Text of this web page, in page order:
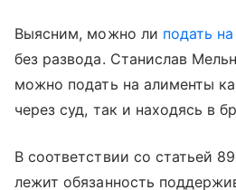
Выясним, можно ли подать
без развода. Станислав
можно подать на алименты
через суд, так и находясь в
В соответствии со статьей
лежит обязанность